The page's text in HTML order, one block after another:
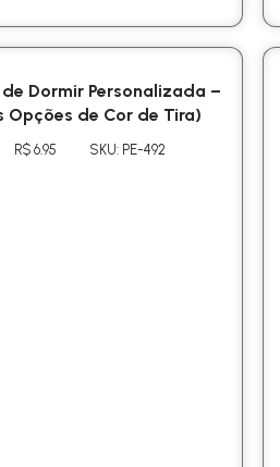
Dormir Personalizada –
Opções de Cor de Tira)
R$ 6.95 SKU: PE-492